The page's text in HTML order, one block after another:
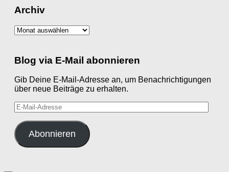
Archiv
Archiv
Blog via E-Mail abonnieren
Gib Deine E-Mail-Adresse an, um Benachrichtigungen
über neue Beiträge zu erhalten.
E-
Mail-
Adresse
Abonnieren